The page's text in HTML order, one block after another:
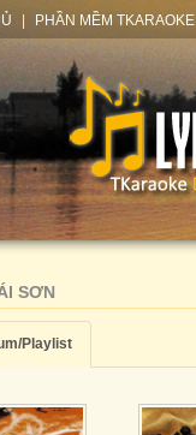
PHẦN MỀM TKARAOKE
SƠN
Playlist